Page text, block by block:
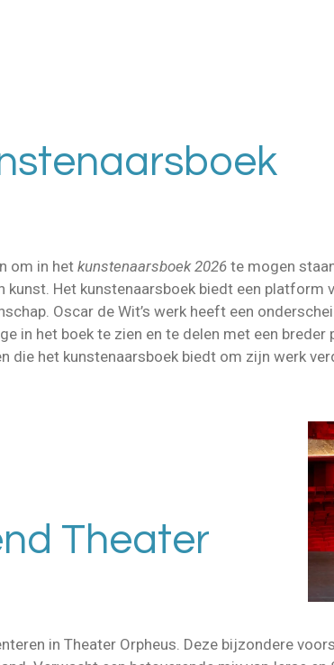
om in hetkunstenaarsboek 2026 te mogen
kunst. Het kunstenaarsboek biedt een
Oscar de Wit’s werk heeft een
in het boek te zien en te delen met een breder
het kunstenaarsboek biedt om zijn werk
Theater
in Theater Orpheus. Deze bijzondere